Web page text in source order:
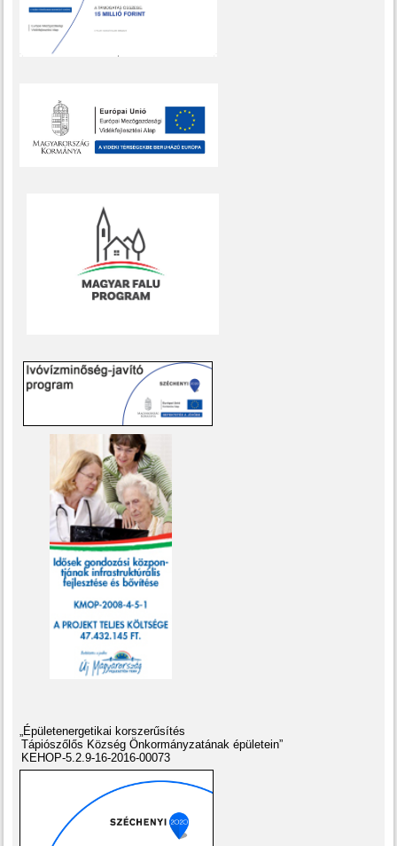
„Épületenergetikai korszerűsítés
Tápiószőlős Község Önkormányzatának épületein”
KEHOP-5.2.9-16-2016-00073